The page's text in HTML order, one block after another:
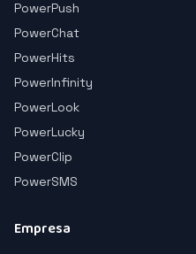
PowerPush
PowerChat
PowerHits
PowerInfinity
PowerLook
PowerLucky
PowerClip
PowerSMS
Empresa